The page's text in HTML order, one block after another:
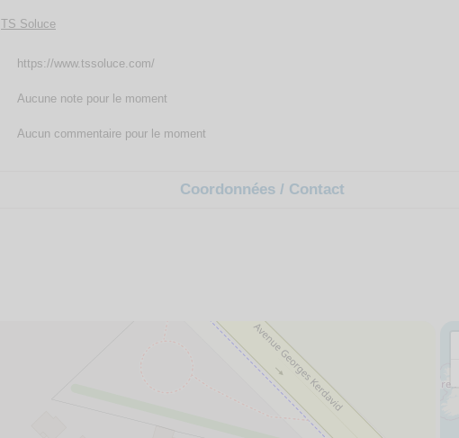
TS Soluce
https://www.tssoluce.com/
Aucune note pour le moment
Aucun commentaire pour le moment
Coordonnées / Contact